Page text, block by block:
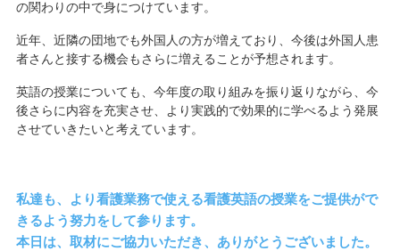
の関わりの中で身につけています。
近年、近隣の団地でも外国人の方が増えており、今後は外国人患
者さんと接する機会もさらに増えることが予想されます。
英語の授業についても、今年度の取り組みを振り返りながら、今
後さらに内容を充実させ、より実践的で効果的に学べるよう発展
させていきたいと考えています。
私達も、より看護業務で使える看護英語の授業をご提供がで
きるよう努力をして参ります。
本日は、取材にご協力いただき、ありがとうございました。